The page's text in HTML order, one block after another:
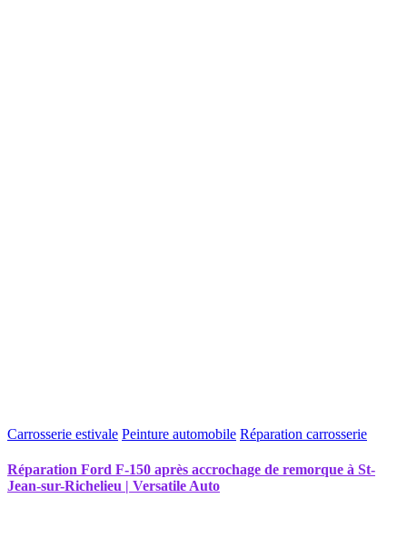
Carrosserie estivale Peinture automobile Réparation carrosserie
Réparation Ford F-150 après accrochage de remorque à St-
Jean-sur-Richelieu | Versatile Auto